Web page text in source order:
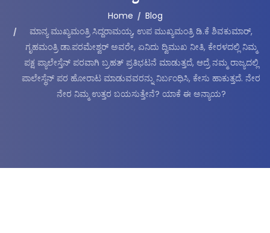
Home
Blog
ಮಾನ್ಯ ಮುಖ್ಯಮಂತ್ರಿ ಸಿದ್ದರಾಮಯ್ಯ, ಉಪ ಮುಖ್ಯಮಂತ್ರಿ ಡಿ.ಕೆ ಶಿವಕುಮಾರ್,
ಗೃಹಮಂತ್ರಿ ಡಾ.ಪರಮೇಶ್ವರ್ ಅವರೇ, ಏನಿದು ದ್ವಿಮುಖ ನೀತಿ, ಕೇರಳದಲ್ಲಿ ನಿಮ್ಮ
ಪಕ್ಷ ಪ್ಯಾಲೇಸ್ತೆನ್ ಪರವಾಗಿ ಬ್ರಹತ್ ಪ್ರತಿಭಟನೆ ಮಾಡುತ್ತದೆ, ಆದ್ರೆ ನಮ್ಮ ರಾಜ್ಯದಲ್ಲಿ
ಪಾಲೇಸ್ಥೆನ್ ಪರ ಹೋರಾಟ ಮಾಡುವವರನ್ನು ನಿರ್ಬಂಧಿಸಿ, ಕೇಸು ಹಾಕುತ್ತದೆ. ನೇರ
ನೇರ ನಿಮ್ಮ ಉತ್ತರ ಬಯಸುತ್ತೇನೆ? ಯಾಕೆ ಈ ಅನ್ಯಾಯ?